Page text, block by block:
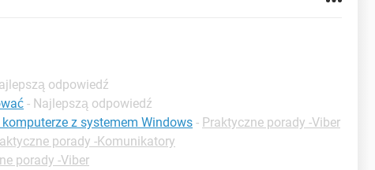
odpowiedź
- Najlepszą odpowiedź
z systemem Windows - Praktyczne porady -Viber
porady -Komunikatory
porady -Viber